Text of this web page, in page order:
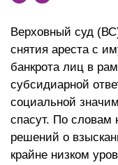
Верховный суд
снятия ареста с
банкрота лиц в
субсидиарной
социальной
спасут. По словам
решений о
крайне низком